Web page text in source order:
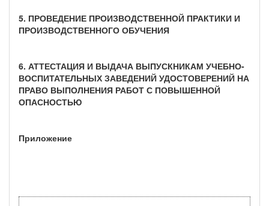
5. ПРОВЕДЕНИЕ ПРОИЗВОДСТВЕННОЙ ПРАКТИКИ И
ПРОИЗВОДСТВЕННОГО ОБУЧЕНИЯ
6. АТТЕСТАЦИЯ И ВЫДАЧА ВЫПУСКНИКАМ УЧЕБНО-
ВОСПИТАТЕЛЬНЫХ ЗАВЕДЕНИЙ УДОСТОВЕРЕНИЙ НА
ПРАВО ВЫПОЛНЕНИЯ РАБОТ С ПОВЫШЕННОЙ
ОПАСНОСТЬЮ
Приложение